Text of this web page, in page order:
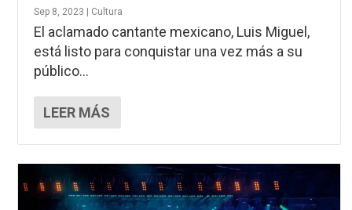
Sep 8, 2023 Cultura
El aclamado cantante mexicano, Luis Miguel,
está listo para conquistar una vez más a su
público...
LEER MÁS